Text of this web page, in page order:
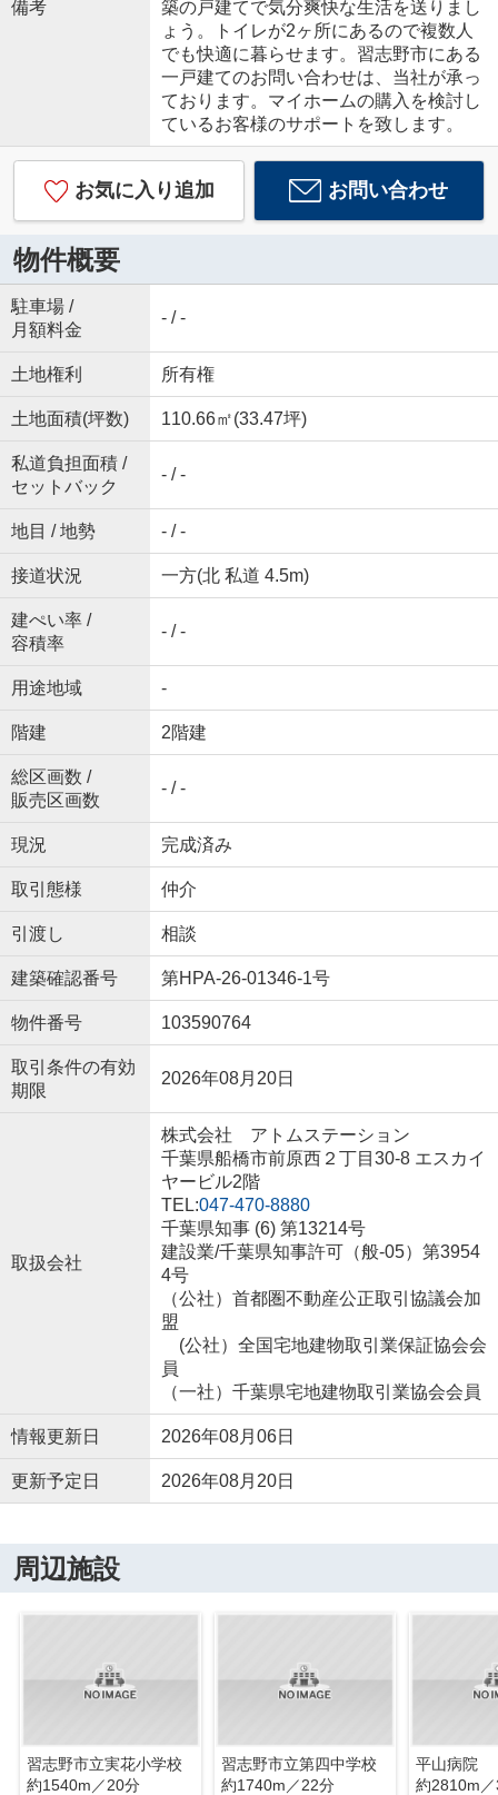
備考
築の戸建てで気分爽快な生活を送りまし
ょう。トイレが2ヶ所にあるので複数人
でも快適に暮らせます。習志野市にある
一戸建てのお問い合わせは、当社が承っ
ております。マイホームの購入を検討し
ているお客様のサポートを致します。
お気に入り追加 お問い合わせ
物件概要
駐車場 /
月額料金
- / -
土地権利 所有権
土地面積(坪数) 110.66㎡(33.47坪)
私道負担面積 /
セットバック
- / -
地目 / 地勢 - / -
接道状況 一方(北 私道 4.5m)
建ぺい率 /
容積率
- / -
用途地域 -
階建 2階建
総区画数 /
販売区画数
- / -
現況 完成済み
取引態様 仲介
引渡し 相談
建築確認番号 第HPA-26-01346-1号
物件番号 103590764
取引条件の有効
期限
2026年08月20日
取扱会社
株式会社 アトムステーション
千葉県船橋市前原西２丁目30-8 エスカイ
ヤービル2階
TEL:047-470-8880
千葉県知事 (6) 第13214号
建設業/千葉県知事許可（般-05）第3954
4号
（公社）首都圏不動産公正取引協議会加
盟
(公社）全国宅地建物取引業保証協会会
員
（一社）千葉県宅地建物取引業協会会員
情報更新日 2026年08月06日
更新予定日 2026年08月20日
周辺施設
習志野市立実花小学校
約1540m／20分
習志野市立第四中学校
約1740m／22分
平山病院
約2810m